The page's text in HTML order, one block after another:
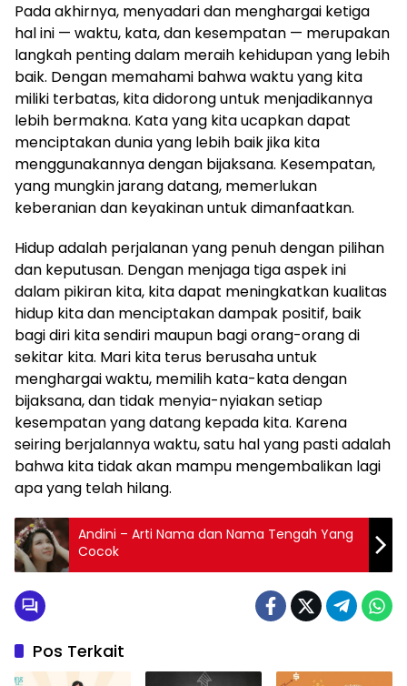
Pada akhirnya, menyadari dan menghargai ketiga
hal ini — waktu, kata, dan kesempatan — merupakan
langkah penting dalam meraih kehidupan yang lebih
baik. Dengan memahami bahwa waktu yang kita
miliki terbatas, kita didorong untuk menjadikannya
lebih bermakna. Kata yang kita ucapkan dapat
menciptakan dunia yang lebih baik jika kita
menggunakannya dengan bijaksana. Kesempatan,
yang mungkin jarang datang, memerlukan
keberanian dan keyakinan untuk dimanfaatkan.
Hidup adalah perjalanan yang penuh dengan pilihan
dan keputusan. Dengan menjaga tiga aspek ini
dalam pikiran kita, kita dapat meningkatkan kualitas
hidup kita dan menciptakan dampak positif, baik
bagi diri kita sendiri maupun bagi orang-orang di
sekitar kita. Mari kita terus berusaha untuk
menghargai waktu, memilih kata-kata dengan
bijaksana, dan tidak menyia-nyiakan setiap
kesempatan yang datang kepada kita. Karena
seiring berjalannya waktu, satu hal yang pasti adalah
bahwa kita tidak akan mampu mengembalikan lagi
apa yang telah hilang.
Andini – Arti Nama dan Nama Tengah Yang
Cocok
Pos Terkait